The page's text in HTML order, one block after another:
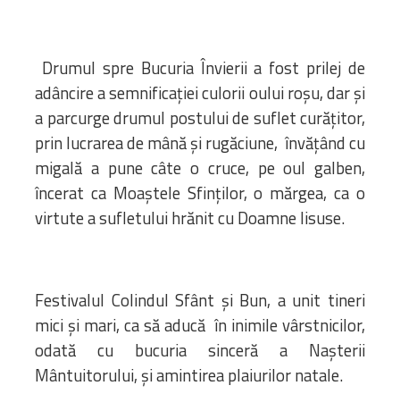
Drumul spre Bucuria Învierii a fost prilej de
adâncire a semnificației culorii oului roșu, dar și
a parcurge drumul postului de suflet curățitor,
prin lucrarea de mână și rugăciune, învățând cu
migală a pune câte o cruce, pe oul galben,
încerat ca Moaștele Sfinților, o mărgea, ca o
virtute a sufletului hrănit cu Doamne Iisuse.
Festivalul Colindul Sfânt și Bun, a unit tineri
mici și mari, ca să aducă în inimile vârstnicilor,
odată cu bucuria sinceră a Nașterii
Mântuitorului, și amintirea plaiurilor natale.